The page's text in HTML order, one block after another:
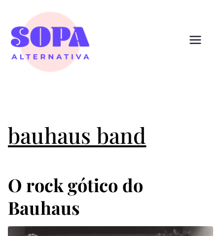
conteúdo
bauhaus band
O rock gótico do
Bauhaus